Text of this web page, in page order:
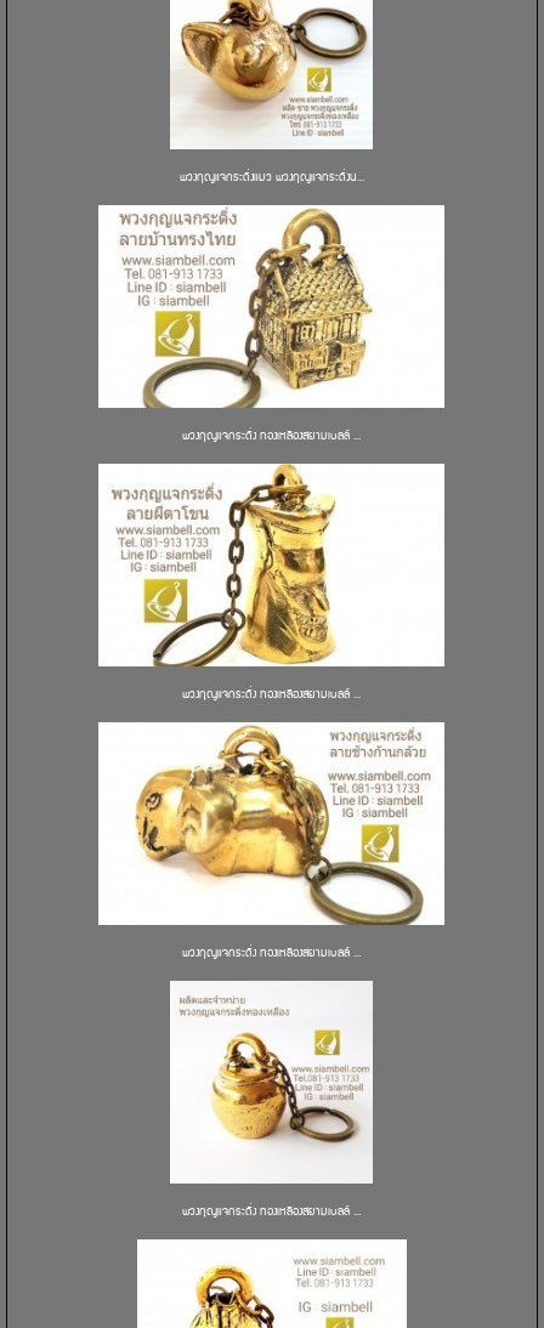
พวงกุญแจกระดิ่งแมว พวงกุญแจกระดิ่งน...
พวงกุญแจกระดิ่ง ทองเหลืองสยามเบลล์ ...
พวงกุญแจกระดิ่ง ทองเหลืองสยามเบลล์ ...
พวงกุญแจกระดิ่ง ทองเหลืองสยามเบลล์ ...
พวงกุญแจกระดิ่ง ทองเหลืองสยามเบลล์ ...